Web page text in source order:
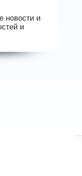
новости и
и